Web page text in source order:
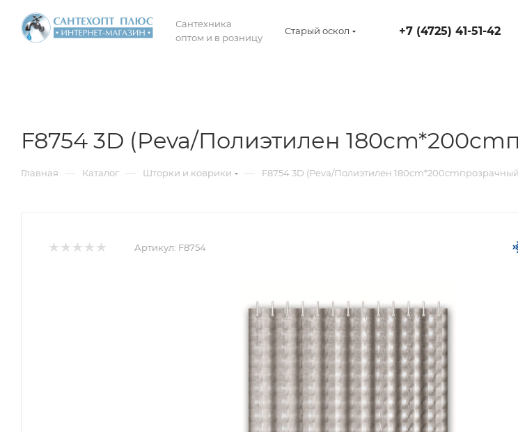
Сантехника
оптом и в розницу
Старый оскол +7 (4725) 41-51-42
F8754 3D (Peva/Полиэтилен
Главная — Каталог — Шторки и коврики — F8754 3D (Peva/Полиэтилен
Артикул: F8754